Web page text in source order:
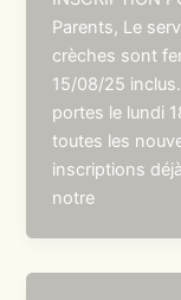
Parents, Le
crèches sont
15/08/25
portes le lundi
toutes les
inscriptions
notre